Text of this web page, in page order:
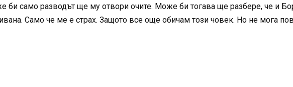
би само разводът ще му отвори очите. Може би тогава ще разбере, че и
Само че ме е страх. Защото все още обичам този човек. Но не мога